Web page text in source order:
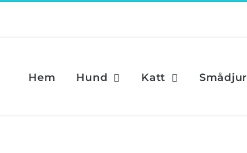
Hem Hund Katt Smådjur